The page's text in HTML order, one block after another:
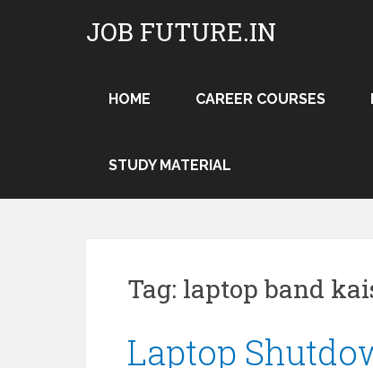
JOB FUTURE.IN
HOME CAREER COURSES
STUDY MATERIAL
Tag: laptop band
Laptop